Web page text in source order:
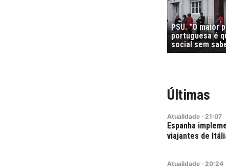
PSU. "O maior
portuguesa é
social sem
Últimas
Atualidade · 21:07
Espanha
viajantes de
Atualidade · 20:24